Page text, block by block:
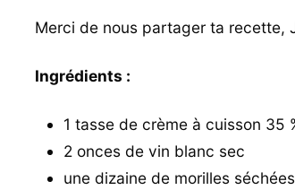
Merci de nous partager ta recette,
Ingrédients :
1 tasse de crème à cuisson 35
2 onces de vin blanc sec
une dizaine de morilles séchées